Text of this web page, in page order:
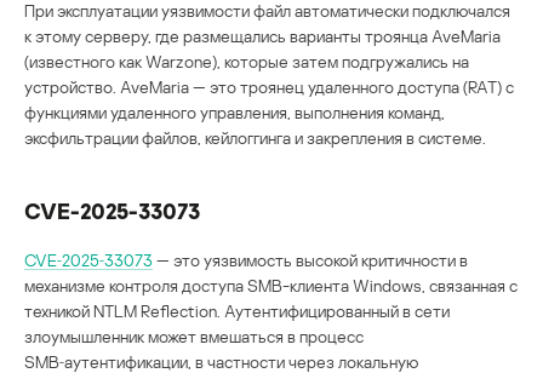
При эксплуатации уязвимости файл автоматически подключался
к этому серверу, где размещались варианты троянца AveMaria
(известного как Warzone), которые затем подгружались на
устройство. AveMaria — это троянец удаленного доступа (RAT) с
функциями удаленного управления, выполнения команд,
эксфильтрации файлов, кейлоггинга и закрепления в системе.
CVE-2025-33073
CVE‑2025‑33073 — это уязвимость высокой критичности в
механизме контроля доступа SMB-клиента Windows, связанная с
техникой NTLM Reflection. Аутентифицированный в сети
злоумышленник может вмешаться в процесс
SMB‑аутентификации, в частности через локальную